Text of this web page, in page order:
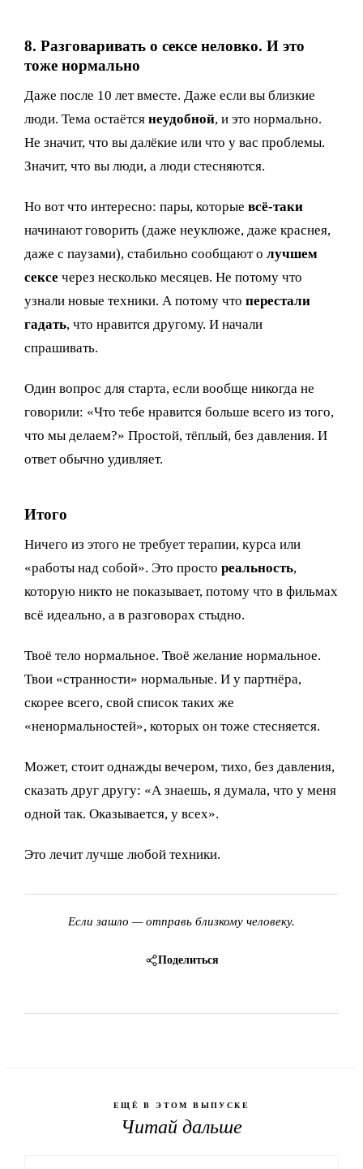
8. Разговаривать о сексе неловко. И это
тоже нормально
Даже после 10 лет вместе. Даже если вы близкие
люди. Тема остаётсянеудобной, и это нормально.
Не значит, что вы далёкие или что у вас проблемы.
Значит, что вы люди, а люди стесняются.
Но вот что интересно: пары, которыевсё-таки
начинают говорить (даже неуклюже, даже краснея,
даже с паузами), стабильно сообщают олучшем
сексе через несколько месяцев. Не потому что
узнали новые техники. А потому чтоперестали
гадать, что нравится другому. И начали
спрашивать.
Один вопрос для старта, если вообще никогда не
говорили: «Что тебе нравится больше всего из того,
что мы делаем?» Простой, тёплый, без давления. И
ответ обычно удивляет.
Итого
Ничего из этого не требует терапии, курса или
«работы над собой». Это простореальность,
которую никто не показывает, потому что в фильмах
всё идеально, а в разговорах стыдно.
Твоё тело нормальное. Твоё желание нормальное.
Твои «странности» нормальные. И у партнёра,
скорее всего, свой список таких же
«ненормальностей», которых он тоже стесняется.
Может, стоит однажды вечером, тихо, без давления,
сказать друг другу: «А знаешь, я думала, что у меня
одной так. Оказывается, у всех».
Это лечит лучше любой техники.
Если зашло — отправь близкому человеку.
Поделиться
ЕЩЁ В ЭТОМ ВЫПУСКЕ
Читай дальше